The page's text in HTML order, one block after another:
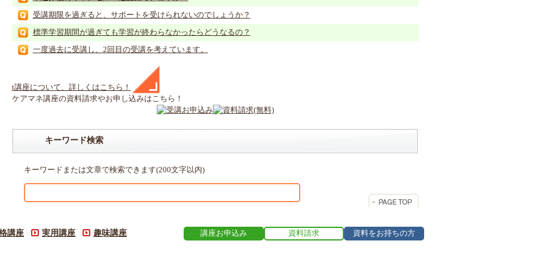
受講期限を過ぎると、サポートを受けられないのでしょうか？
標準学習期間が過ぎても学習が終わらなかったらどうなるの？
一度過去に受講し、2回目の受講を考えています。
t講座について、詳しくはこちら！
ケアマネ講座の資料請求やお申し込みはこちら！
キーワード検索
キーワードまたは文章で検索できます(200文字以内)
講座 実用講座 趣味講座 講座お申込み 資料請求 資料をお持ちの方